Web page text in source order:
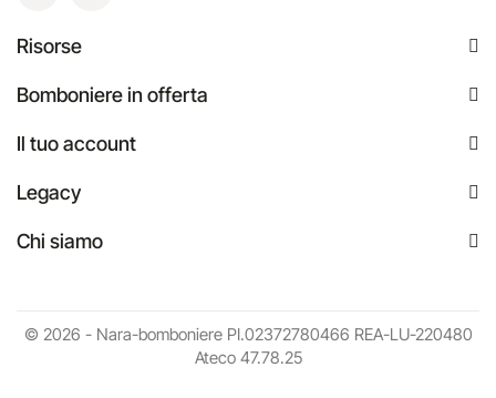
Risorse
Bomboniere in offerta
Il tuo account
Legacy
Chi siamo
© 2026 - Nara-bomboniere PI.02372780466 REA-LU-220480
Ateco 47.78.25